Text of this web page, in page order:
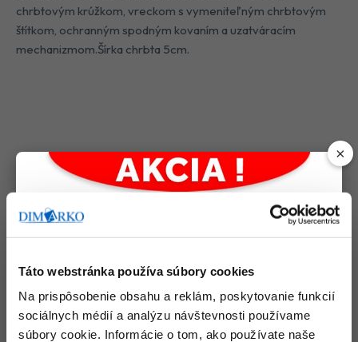
Táto webstránka používa súbory cookies
Na prispôsobenie obsahu a reklám, poskytovanie funkcií
sociálnych médií a analýzu návštevnosti používame
súbory cookie. Informácie o tom, ako používate naše
chrbtovým krúžkom, vreckom s vymeniteľným chrbtovým
štítkom, ochranným spodným kovaním a uzatváracím
mechanizmom.Šírka chrbta 5cm.
×